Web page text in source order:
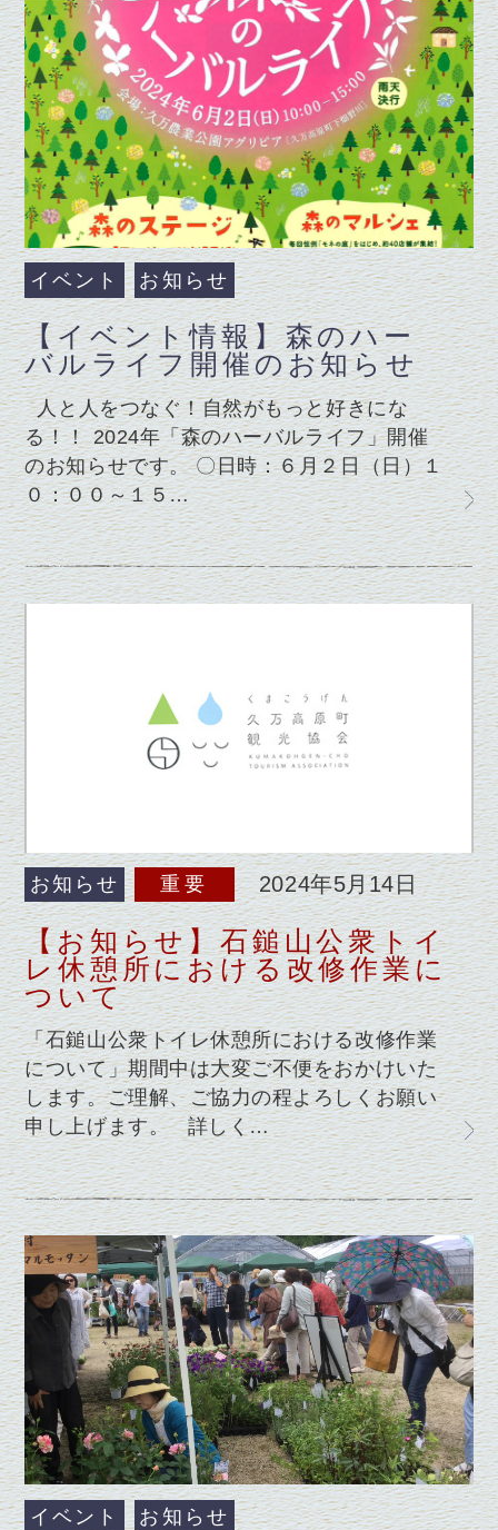
イベント お知らせ
【イベント情報】森のハー
バルライフ開催のお知らせ
人と人をつなぐ！自然がもっと好きにな
る！！ 2024年「森のハーバルライフ」開催
のお知らせです。 〇日時：６月２日（日）１
０：００～１５…
お知らせ 重要 2024年5月14日
【お知らせ】石鎚山公衆トイ
レ休憩所における改修作業に
ついて
「石鎚山公衆トイレ休憩所における改修作業
について」期間中は大変ご不便をおかけいた
します。ご理解、ご協力の程よろしくお願い
申し上げます。 詳しく…
イベント お知らせ